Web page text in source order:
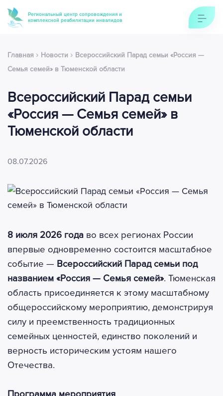
Региональный центр сопровождения и
комплексной реабилитации инвалидов
Главная › Новости › Всероссийский Парад семьи «Россия —
Семья семей» в Тюменской области
Всероссийский Парад семьи
«Россия — Семья семей» в
Тюменской области
08.07.2026
8 июля 2026 года во всех регионах России
впервые одновременно состоится масштабное
событие — Всероссийский Парад семьи под
названием «Россия — Семья семей». Тюменская
область присоединяется к этому масштабному
общероссийскому мероприятию, демонстрируя
силу и преемственность традиционных
семейных ценностей, единство поколений и
верность историческим устоям нашего
Отечества.